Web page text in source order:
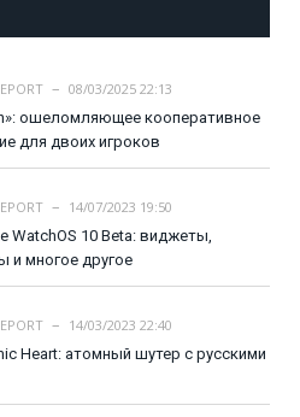
08/03/2025 22:13
ошеломляющее кооперативное
для двоих игроков
14/07/2023 19:50
WatchOS 10 Beta: виджеты,
и многое другое
14/03/2023 22:40
Heart: атомный шутер с русскими